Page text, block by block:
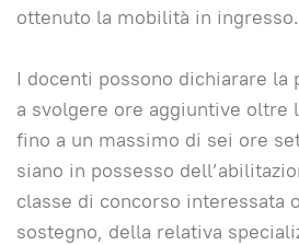
ottenuto la mobilità in ingresso.
I docenti possono dichiarare
a svolgere ore aggiuntive oltre
fino a un massimo di sei ore
siano in possesso
classe di concorso interessata
sostegno, della relativa